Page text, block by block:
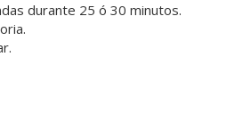
durante 25 ó 30 minutos.